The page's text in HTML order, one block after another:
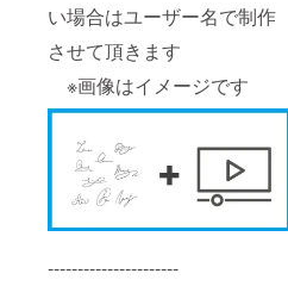
い場合はユーザー名で制作
させて頂きます
※画像はイメージです
----------------------